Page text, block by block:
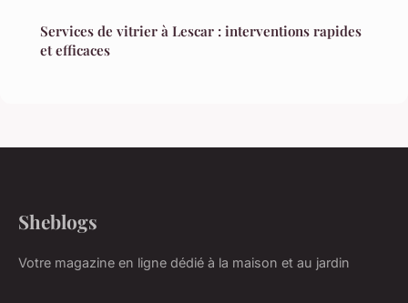
Services de vitrier à Lescar : interventions rapides
et efficaces
Sheblogs
Votre magazine en ligne dédié à la maison et au jardin